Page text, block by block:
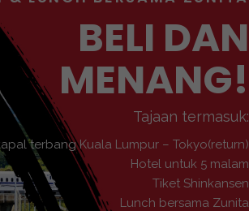
BELI DAN
MENANG!
Tajaan termasuk:
terbang Kuala Lumpur – Tokyo(return)
Hotel untuk 5 malam
Tiket Shinkansen
Lunch bersama Zunita